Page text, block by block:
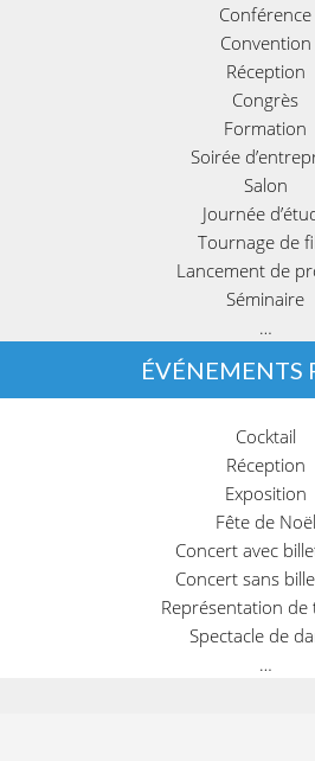
Conférence
Convention
Réception
Congrès
Formation
Soirée
Salon
Journée
Tournage de
Lancement de
Séminaire
…
ÉVÉNEMENTS
Cocktail
Réception
Exposition
Fête de Noël
Concert avec
Concert sans
Représentation de
Spectacle de
…